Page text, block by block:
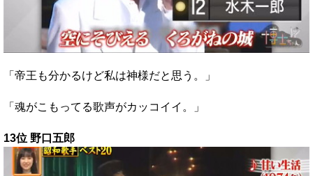
「帝王も分かるけど私は神様だと思う。」
「魂がこもってる歌声がカッコイイ。」
13位 野口五郎